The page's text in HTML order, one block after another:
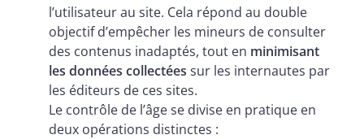
l’utilisateur au site. Cela répond au double
objectif d’empêcher les mineurs de consulter
des contenus inadaptés, tout en minimisant
les données collectées sur les internautes par
les éditeurs de ces sites.
Le contrôle de l’âge se divise en pratique en
deux opérations distinctes :